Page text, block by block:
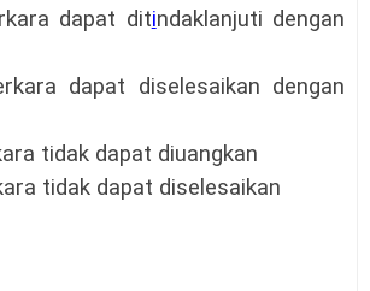
dapat ditindaklanjuti dengan
dapat diselesaikan dengan
tidak dapat diuangkan
tidak dapat diselesaikan